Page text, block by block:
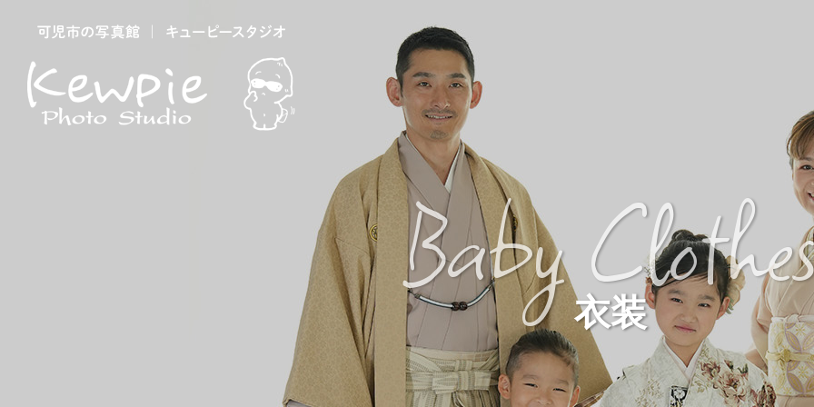
Baby 衣装